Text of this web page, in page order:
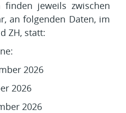
finden jeweils zwischen
an folgenden Daten, im
ZH, statt:
2026
2026
2026